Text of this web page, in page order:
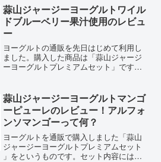
厚な味わいと深いコクが味わえる「蒜山
ジャージープレーンヨーグルト」のレビ
ュー。
蒜山ジャージーヨーグルトワイル
ドブルーベリー果汁使用のレビュ
ー
ヨーグルトの通販を先日はじめて利用し
ました。購入した商品は「蒜山ジャージ
ーヨーグルトプレミアムセット」です。
ルト」「蒜山ジャージーマンゴーピュー
レ」それに今回ご紹介する...
蒜山ジャージーヨーグルトマンゴ
ーピューレのレビュー！アルフォ
ンソマンゴーって何？
ヨーグルトを通販で購入しました「蒜山
ジャージーヨーグルトプレミアムセット
」をというものです。セット内容には、